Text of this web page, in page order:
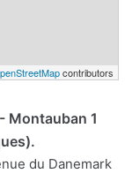
contributors
Montauban 1
du Danemark